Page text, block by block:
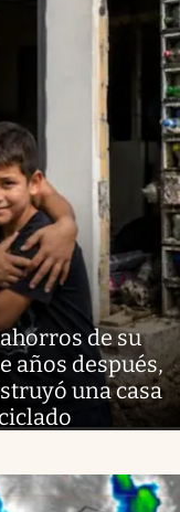
de su
años después,
una casa